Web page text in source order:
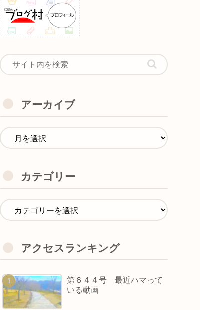
アーカイブ
カテゴリー
アクセスランキング
第６４４号 最近ハマって
いる動画